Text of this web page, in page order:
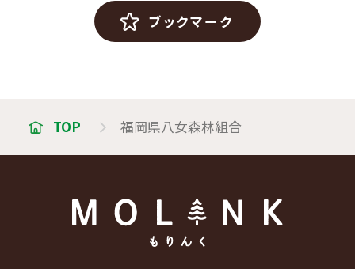
ブックマーク
TOP 福岡県八女森林組合